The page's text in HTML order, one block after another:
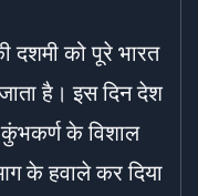
दशमी को पूरे भारत
है। इस दिन देश
के विशाल
के हवाले कर दिया